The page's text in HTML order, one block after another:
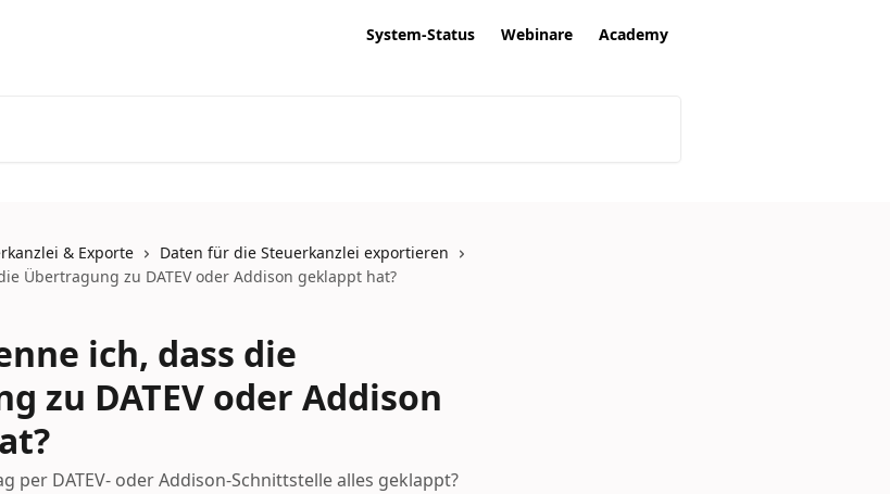
System-Status Webinare Academy
& Exporte
Daten für die Steuerkanzlei exportieren
Übertragung zu DATEV oder Addison geklappt hat?
ich, dass die
zu DATEV oder Addison
per DATEV- oder Addison-Schnittstelle alles geklappt?